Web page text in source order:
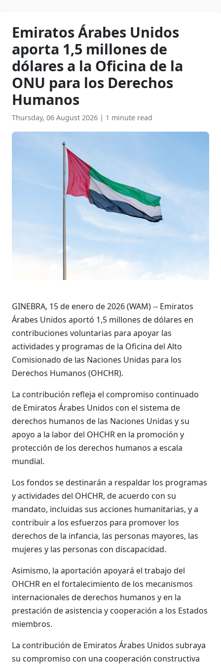
Emiratos Árabes Unidos
aporta 1,5 millones de
dólares a la Oficina de la
ONU para los Derechos
Humanos
Thursday, 06 August 2026 | 1 minute read
GINEBRA, 15 de enero de 2026 (WAM) -- Emiratos
Árabes Unidos aportó 1,5 millones de dólares en
contribuciones voluntarias para apoyar las
actividades y programas de la Oficina del Alto
Comisionado de las Naciones Unidas para los
Derechos Humanos (OHCHR).
La contribución refleja el compromiso continuado
de Emiratos Árabes Unidos con el sistema de
derechos humanos de las Naciones Unidas y su
apoyo a la labor del OHCHR en la promoción y
protección de los derechos humanos a escala
mundial.
Los fondos se destinarán a respaldar los programas
y actividades del OHCHR, de acuerdo con su
mandato, incluidas sus acciones humanitarias, y a
contribuir a los esfuerzos para promover los
derechos de la infancia, las personas mayores, las
mujeres y las personas con discapacidad.
Asimismo, la aportación apoyará el trabajo del
OHCHR en el fortalecimiento de los mecanismos
internacionales de derechos humanos y en la
prestación de asistencia y cooperación a los Estados
miembros.
La contribución de Emiratos Árabes Unidos subraya
su compromiso con una cooperación constructiva